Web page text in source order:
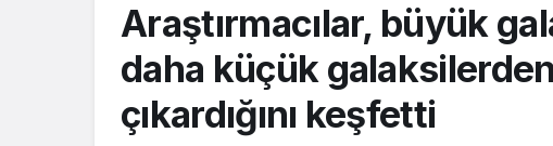
Araştırmacılar, büyük
daha küçük
çıkardığını keşfetti